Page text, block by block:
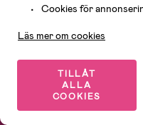
49 kr
Cookies för
Läs mer om cookies
TILLÅT
ALLA
COOKIES